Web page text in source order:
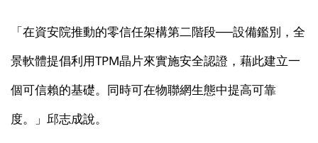
「在資安院推動的零信任架構第二階段──設備鑑別，全
景軟體提倡利用TPM晶片來實施安全認證，藉此建立一
個可信賴的基礎。同時可在物聯網生態中提高可靠
度。」邱志成說。